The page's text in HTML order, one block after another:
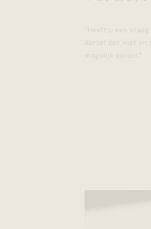
"Heeft u een
Aarzel dan niet
mogelijk verder."